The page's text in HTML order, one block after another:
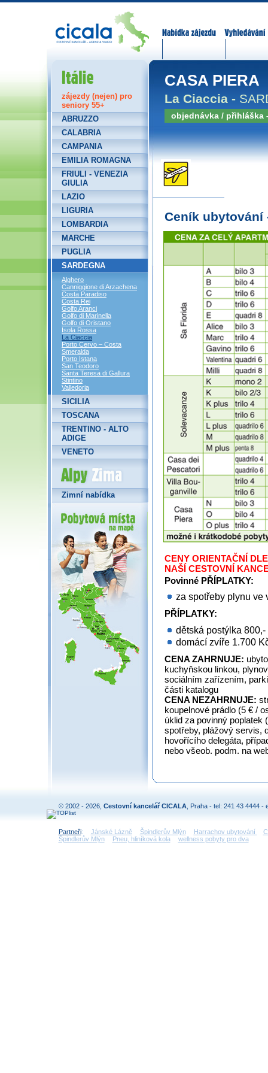
CASA PIERA
La Ciaccia -
objednávka / přihláška
Ceník
CENY ORIENTAČNÍ
NAŠÍ CESTOVNÍ
Povinné PŘÍPLATKY:
za spotřeby plynu ve
PŘÍPLATKY:
dětská postýlka 800,-
domácí zvíře 1.700
CENA ZAHRNUJE:
kuchyňskou linkou,
sociálním zařízením,
části katalogu
CENA NEZAHRNUJE:
koupelnové prádlo (5 € /
úklid za povinný poplatek
spotřeby, plážový servis,
hovořícího delegáta,
nebo všeob. podm. na
Itálie
zájezdy (nejen) pro
seniory 55+
ABRUZZO
CALABRIA
CAMPANIA
EMILIA ROMAGNA
FRIULI - VENEZIA
GIULIA
LAZIO
LIGURIA
LOMBARDIA
MARCHE
PUGLIA
SARDEGNA
Alghero
Canniggione di Arzachena
Costa Paradiso
Costa Rei
Golfo Aranci
Golfo di Marinella
Golfo di Oristano
Isola Rossa
La Ciaccia
Porto Cervo – Costa
Smeralda
Porto Istana
San Teodoro
Santa Teresa di Gallura
Stintino
Valledoria
SICILIA
TOSCANA
TRENTINO - ALTO
ADIGE
VENETO
Alpy Zima
Zimní nabídka
© 2002 - 2026, Cestovní kancelář CICALA , Praha - tel: 241 43 4444 -
Partneři: Jánské Lázně Špindlerův Mlýn Harrachov ubytování
Špindlerův Mlýn
Pneu, hliníková kola wellness pobyty pro dva